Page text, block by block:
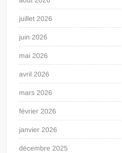
juillet 2026
juin 2026
mai 2026
avril 2026
mars 2026
février 2026
janvier 2026
décembre 2025